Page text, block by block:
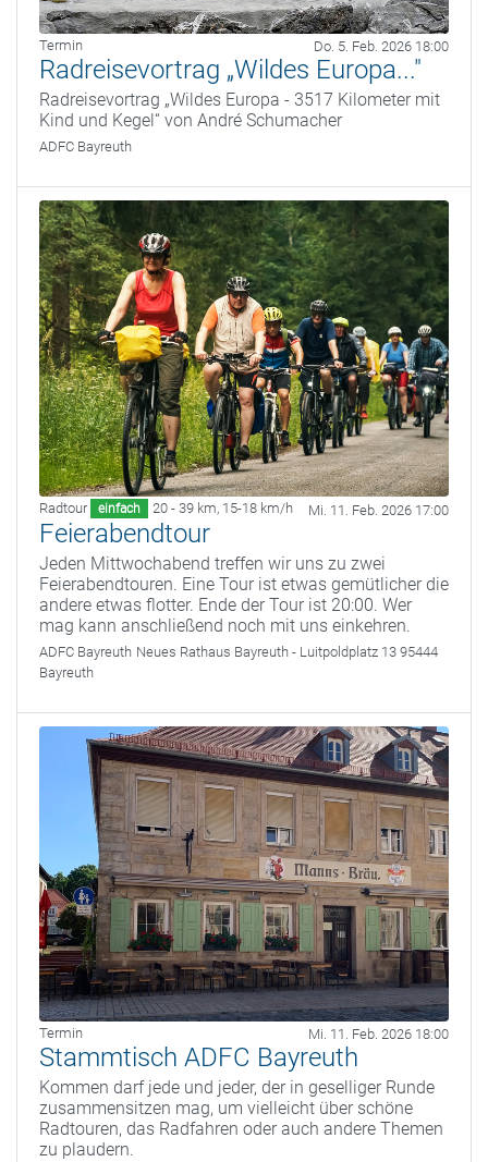
Termin Do. 5. Feb. 2026 18:00
Radreisevortrag „Wildes Europa..."
Radreisevortrag „Wildes Europa - 3517 Kilometer mit
Kind und Kegel“ von André Schumacher
ADFC Bayreuth
Radtour einfach 20 - 39 km, 15-18 km/h Mi. 11. Feb. 2026 17:00
Feierabendtour
Jeden Mittwochabend treffen wir uns zu zwei
Feierabendtouren. Eine Tour ist etwas gemütlicher die
andere etwas flotter. Ende der Tour ist 20:00. Wer
mag kann anschließend noch mit uns einkehren.
ADFC Bayreuth Neues Rathaus Bayreuth - Luitpoldplatz 13 95444
Bayreuth
Termin Mi. 11. Feb. 2026 18:00
Stammtisch ADFC Bayreuth
Kommen darf jede und jeder, der in geselliger Runde
zusammensitzen mag, um vielleicht über schöne
Radtouren, das Radfahren oder auch andere Themen
zu plaudern.